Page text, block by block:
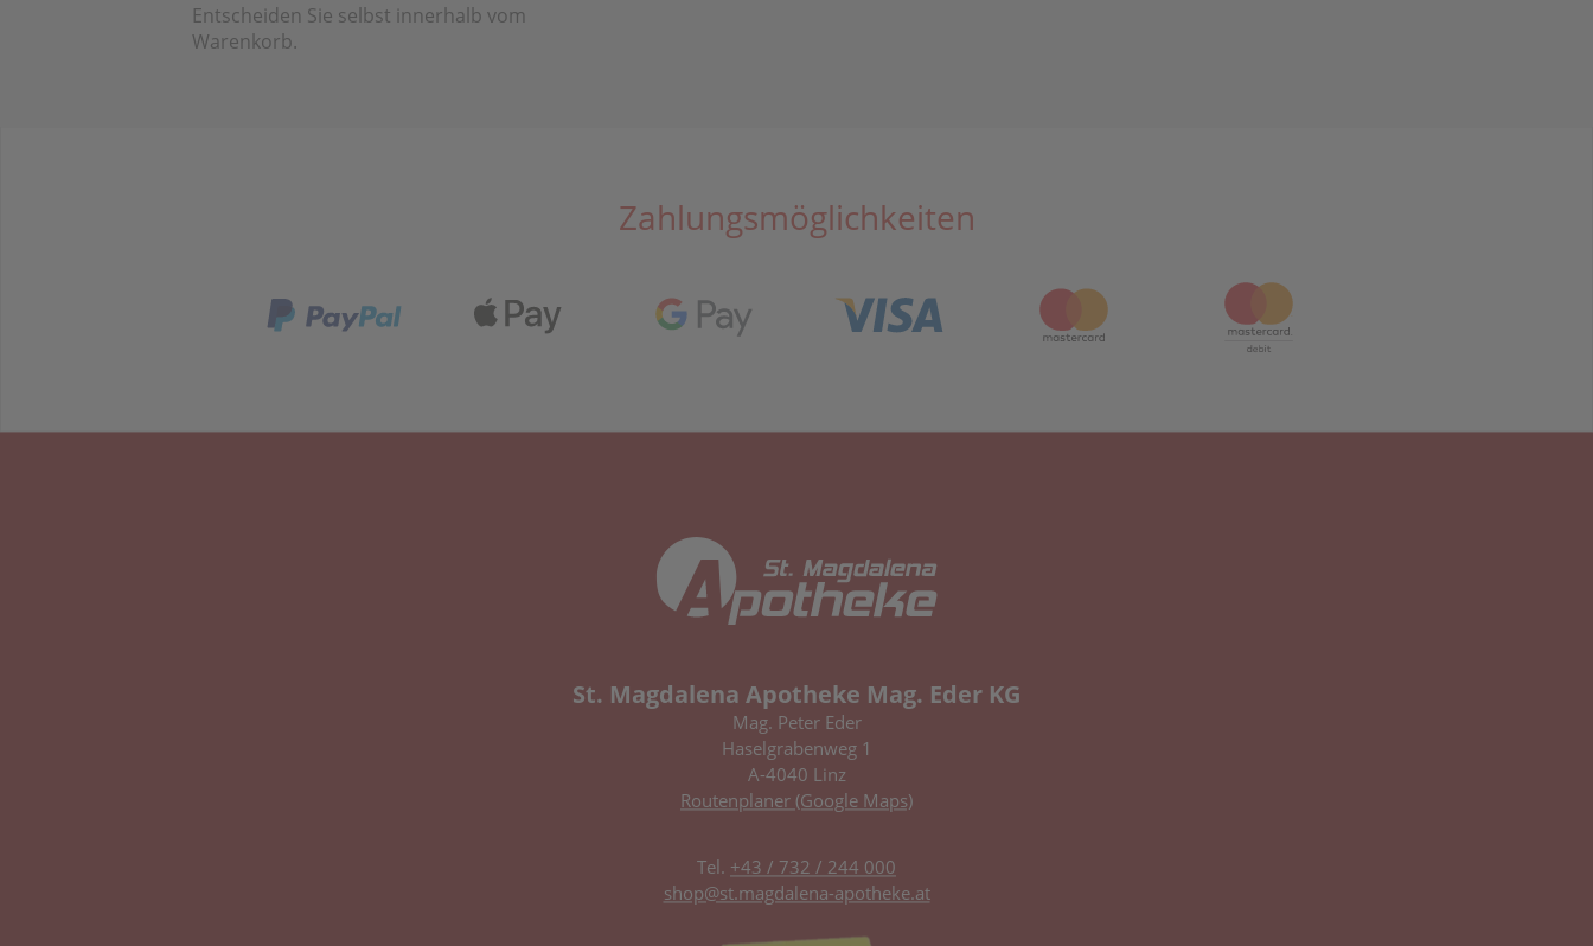
Entscheiden Sie selbst innerhalb vom
Warenkorb.
Zahlungsmöglichkeiten
St. Magdalena Apotheke Mag. Eder KG
Mag. Peter Eder
Haselgrabenweg 1
A-4040 Linz
Routenplaner (Google Maps)
Tel. +43 / 732 / 244 000
shop@st.magdalena-apotheke.at